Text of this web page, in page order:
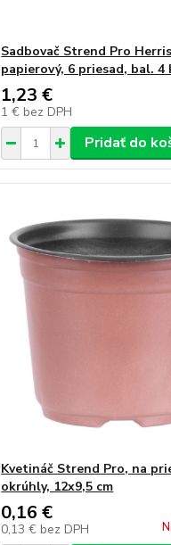
Sadbovač Strend Pro
papierový, 6 priesad, bal. 4
1,23 €
1 € bez DPH
Pridať do
Kvetináč Strend Pro, na
okrúhly, 12x9,5 cm
0,16 €
0,13 € bez DPH